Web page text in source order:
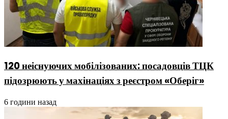
120 неіснуючих мобілізованих: посадовців ТЦК
підозрюють у махінаціях з реєстром «Оберіг»
6 години назад